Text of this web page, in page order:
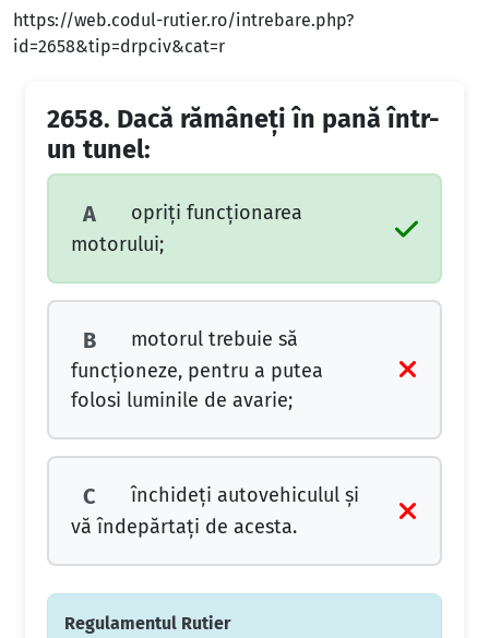
https://web.codul-rutier.ro/intrebare.php?
id=2658&tip=drpciv&cat=r
2658. Dacă rămâneţi în pană într-
un tunel:
A
opriţi funcţionarea
motorului;
B
motorul trebuie să
funcţioneze, pentru a putea
folosi luminile de avarie;
C
închideţi autovehiculul şi
vă îndepărtaţi de acesta.
Regulamentul Rutier